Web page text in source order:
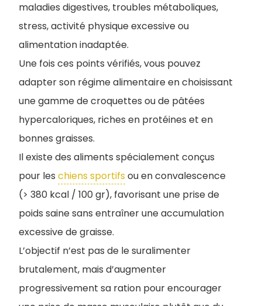
maladies digestives, troubles métaboliques,
stress, activité physique excessive ou
alimentation inadaptée.
Une fois ces points vérifiés, vous pouvez
adapter son régime alimentaire en choisissant
une gamme de croquettes ou de pâtées
hypercaloriques, riches en protéines et en
bonnes graisses.
Il existe des aliments spécialement conçus
pour les chiens sportifsou en convalescence
(> 380 kcal / 100 gr), favorisant une prise de
poids saine sans entraîner une accumulation
excessive de graisse.
L’objectif n’est pas de le suralimenter
brutalement, mais d’augmenter
progressivement sa ration pour encourager